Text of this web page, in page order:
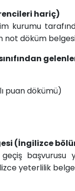
hariç)
kurumu
not döküm
puan dökümü)
(İngilizce
başvurusu
yeterlilik